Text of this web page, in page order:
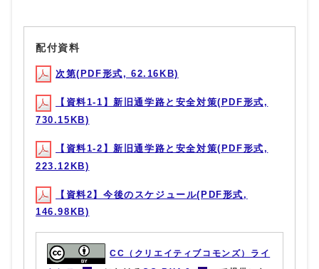
配付資料
次第(PDF形式, 62.16KB)
【資料1-1】新旧通学路と安全対策(PDF形式,
730.15KB)
【資料1-2】新旧通学路と安全対策(PDF形式,
223.12KB)
【資料2】今後のスケジュール(PDF形式,
146.98KB)
CC（クリエイティブコモンズ）ライ